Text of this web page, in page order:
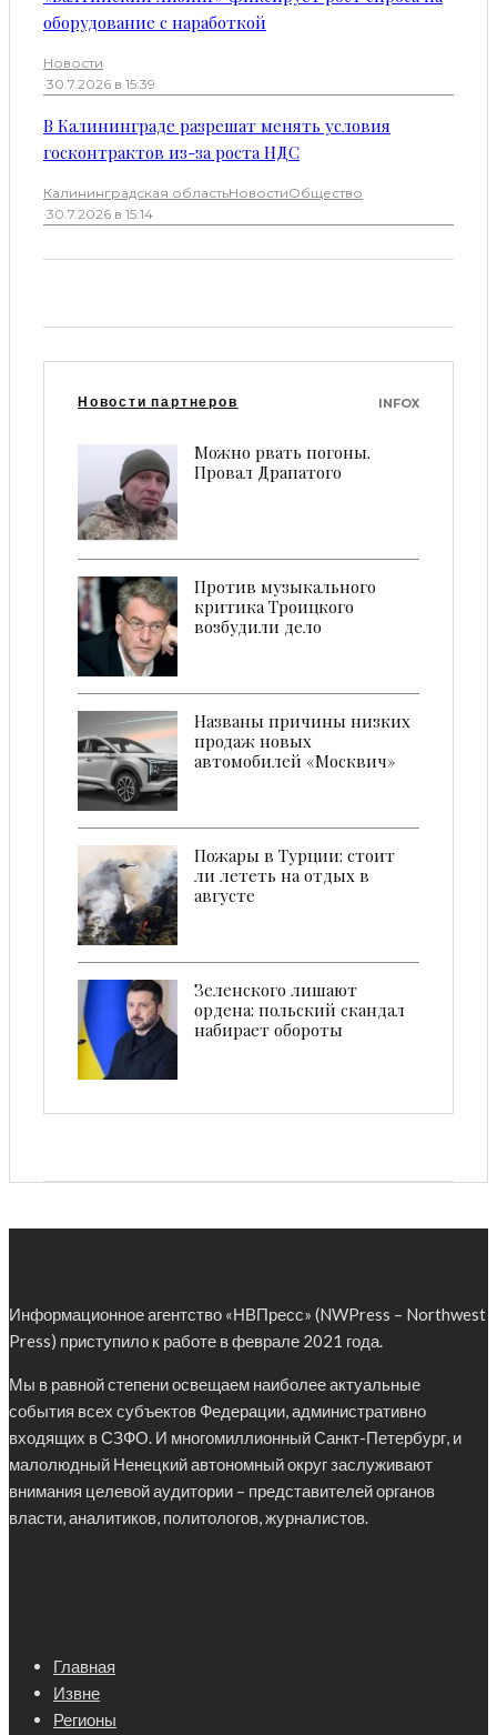
оборудование с наработкой
Новости
·30.7.2026 в 15:39
В Калининграде разрешат менять условия
госконтрактов из-за роста НДС
Калининградская областьНовостиОбщество
·30.7.2026 в 15:14
Новости партнеров INFOX
Можно рвать погоны.
Провал Драпатого
Против музыкального
критика Троицкого
возбудили дело
Названы причины низких
продаж новых
автомобилей «Москвич»
Пожары в Турции: стоит
ли лететь на отдых в
августе
Зеленского лишают
ордена: польский скандал
набирает обороты
Информационное агентство «НВПресс» (NWPress – Northwest
Press) приступило к работе в феврале 2021 года.
Мы в равной степени освещаем наиболее актуальные
события всех субъектов Федерации, административно
входящих в СЗФО. И многомиллионный Санкт-Петербург, и
малолюдный Ненецкий автономный округ заслуживают
внимания целевой аудитории – представителей органов
власти, аналитиков, политологов, журналистов.
Главная
Извне
Регионы